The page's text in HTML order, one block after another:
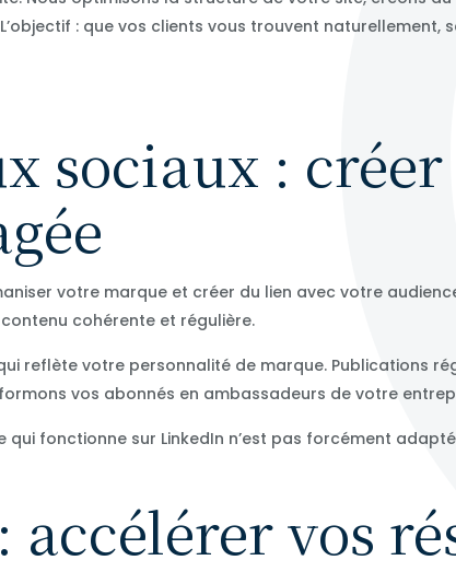
: que vos clients vous trouvent naturellement,
sociaux :
votre marque et créer du lien avec votre
cohérente et régulière.
reflète votre personnalité de marque. Publications
vos abonnés en ambassadeurs de votre
fonctionne sur LinkedIn n’est pas forcément
vos